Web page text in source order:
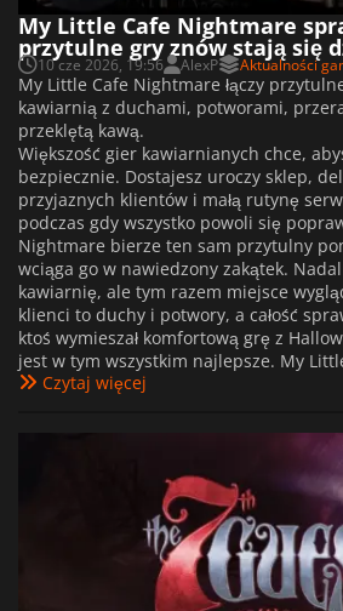
My Little Cafe Nightmare
przytulne gry znów stają się
10 cze 2026, 19:56 AlexP Aktualności
My Little Cafe Nightmare łączy
kawiarnią z duchami, potworami,
przeklętą kawą.
Większość gier kawiarnianych chce,
bezpiecznie. Dostajesz uroczy sklep,
przyjaznych klientów i małą rutynę
podczas gdy wszystko powoli się
Nightmare bierze ten sam przytulny
wciąga go w nawiedzony zakątek.
kawiarnię, ale tym razem miejsce
klienci to duchy i potwory, a całość
ktoś wymieszał komfortową grę z
jest w tym wszystkim najlepsze. My
Czytaj więcej